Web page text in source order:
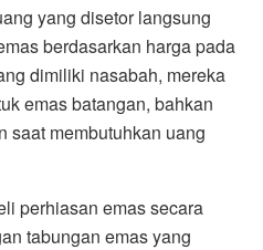
yang disetor langsung
berdasarkan harga pada
dimiliki nasabah, mereka
emas batangan, bahkan
saat membutuhkan uang
perhiasan emas secara
tabungan emas yang